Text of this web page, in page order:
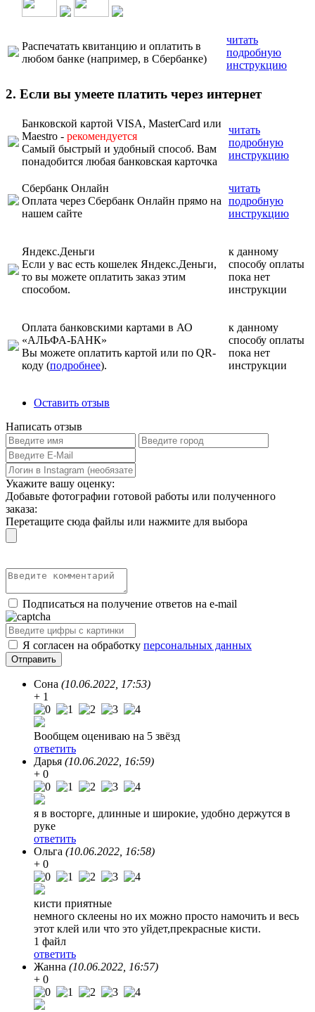
Распечатать квитанцию и оплатить в
любом банке (например, в Сбербанке)
читать
подробную
инструкцию
2. Если вы умеете платить через интернет
Банковской картой VISA, MasterCard или
Maestro - рекомендуется
Самый быстрый и удобный способ. Вам
понадобится любая банковская карточка
читать
подробную
инструкцию
Сбербанк Онлайн
Оплата через Сбербанк Онлайн прямо на
нашем сайте
читать
подробную
инструкцию
Яндекс.Деньги
Если у вас есть кошелек Яндекс.Деньги,
то вы можете оплатить заказ этим
способом.
к данному
способу оплаты
пока нет
инструкции
Оплата банковскими картами в АО
«АЛЬФА-БАНК»
Вы можете оплатить картой или по QR-
коду (подробнее).
к данному
способу оплаты
пока нет
инструкции
Оставить отзыв
Написать отзыв
Укажите вашу оценку:
Добавьте фотографии готовой работы или полученного
заказа:
Перетащите сюда файлы или нажмите для выбора
Подписаться на получение ответов на e-mail
Я согласен на обработку персональных данных
Сона (10.06.2022, 17:53)
+ 1
Вообщем оцениваю на 5 звёзд
ответить
Дарья (10.06.2022, 16:59)
+ 0
я в восторге, длинные и широкие, удобно держутся в
руке
ответить
Ольга (10.06.2022, 16:58)
+ 0
кисти приятные
немного склеены но их можно просто намочить и весь
этот клей или что это уйдет,прекрасные кисти.
1 файл
ответить
Жанна (10.06.2022, 16:57)
+ 0